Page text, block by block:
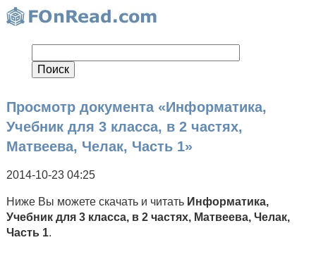
Просмотр документа «Информатика,
Учебник для 3 класса, в 2 частях,
Матвеева, Челак, Часть 1»
2014-10-23 04:25
Ниже Вы можете скачать и читать Информатика,
Учебник для 3 класса, в 2 частях, Матвеева, Челак,
Часть 1.